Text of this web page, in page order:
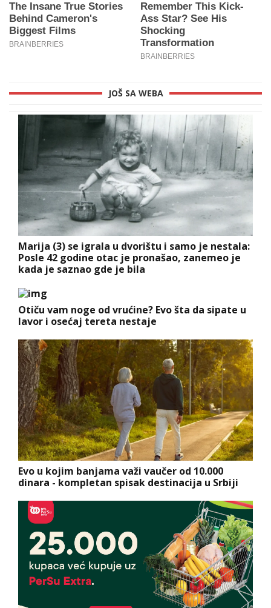
JOŠ SA WEBA
Marija (3) se igrala u dvorištu i samo je nestala:
Posle 42 godine otac je pronašao, zanemeo je
kada je saznao gde je bila
Otiču vam noge od vrućine? Evo šta da sipate u
lavor i osećaj tereta nestaje
Evo u kojim banjama važi vaučer od 10.000
dinara - kompletan spisak destinacija u Srbiji